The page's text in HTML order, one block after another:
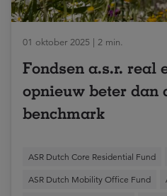
01 oktober 2025 | 2 min.
Fondsen a.s.r. real
opnieuw beter dan
benchmark
ASR Dutch Core Residential Fund
ASR Dutch Mobility Office Fund